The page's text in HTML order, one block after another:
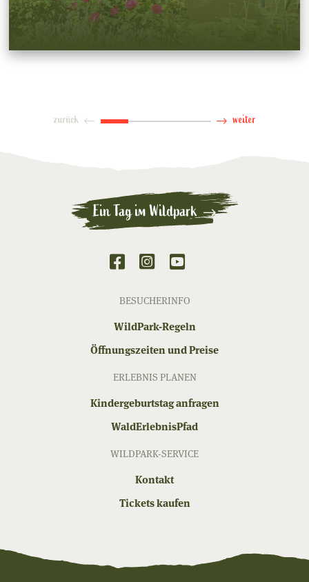
zurück weiter
Ein Tag im Wildpark
BESUCHERINFO
WildPark-Regeln
Öffnungszeiten und Preise
ERLEBNIS PLANEN
Kindergeburtstag anfragen
WaldErlebnisPfad
WILDPARK-SERVICE
Kontakt
Tickets kaufen